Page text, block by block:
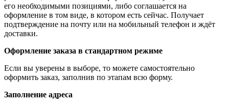
его необходимыми позициями, либо соглашается на
оформление в том виде, в котором есть сейчас. Получает
подтверждение на почту или на мобильный телефон и ждёт
доставки.
Оформление заказа в стандартном режиме
Если вы уверены в выборе, то можете самостоятельно
оформить заказ, заполнив по этапам всю форму.
Заполнение адреса